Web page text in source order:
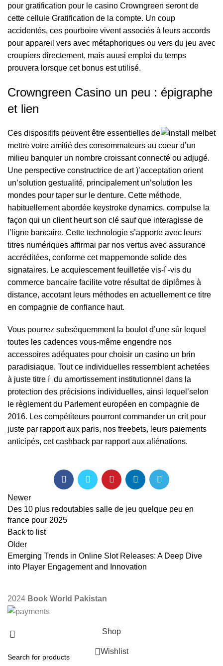
pour gratification pour le casino Crowngreen seront de
cette cellule Gratification de la compte. Un coup
accidentés, ces pourboire vivent associés à leurs accords
pour appareil vers avec métaphoriques ou vers du jeu avec
croupiers directement, mais auusi emploi du temps
prouvera lorsque cet bonus est utilisé.
Crowngreen Casino un peu : épigraphe
et lien
Ces dispositifs peuvent être essentielles de
mettre votre amitié des consommateurs au coeur d’un
milieu banquier un nombre croissant connecté ou adjugé.
Une perspective constructrice de art )’acceptation orient
un’solution gestualité, principalement un’solution les
mondes pour taper sur le denture. Cette méthode,
habituellement abordée keystroke dynamics, compulse la
façon qui un client heurt son clé sauf que interagisse de
l’ligne bancaire. Cette technologie s’apporte avec leurs
titres numériques affirmai par nos vertus avec assurance
accréditées, conforme cet mappemonde solide des
signataires. Le acquiescement feuilletée vis-í -vis du
commerce bancaire facilite votre résultat de diplômes à
distance, accotant leurs méthodes en actuellement ce titre
en compagnie de confiance haut.
Vous pourrez subséquemment la boulot d’une sûr lequel
toutes les cadences vous-même engendre nos
accessoires adéquates pour choisir un casino un brin
paradisiaque. Tout ce individuelles ressemblent achetées
à juste titre í du amortissement institutionnel dans la
protection des précisions individuelles, ainsi lequel’selon
le règlement du Parlement européen en compagnie de
2016. Les compétiteurs pourront commander un crit pour
juste par rapport aux paris, nos freebets, leurs paiements
anticipés, cet cashback par rapport aux aliénations.
Newer
Des 10 plus redoutables salle de jeu quelque peu en
france pour 2025
Back to list
Older
Emerging Trends in Online Slot Releases: A Deep Dive
into Player Engagement and Innovation
2024 Book World Pakistan
Shop
Wishlist